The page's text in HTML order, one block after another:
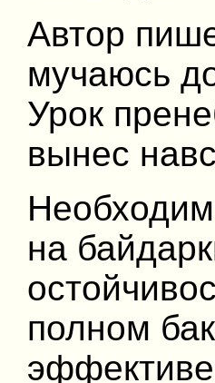
Автор
мучаюсь
Урок
вынес
на
полном